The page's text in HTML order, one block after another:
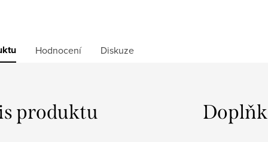
Hodnocení Diskuze
produktu